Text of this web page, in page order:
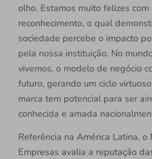
olho. Estamos muito felizes com
reconhecimento, o qual
sociedade percebe o impacto
pela nossa instituição. No
vivemos, o modelo de negócio
futuro, gerando um ciclo
marca tem potencial para ser
conhecida e amada
Referência na América Latina, o
Empresas avalia a reputação